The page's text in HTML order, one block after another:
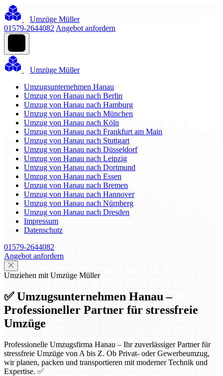
Umzüge Müller
01579-2644082 Angebot anfordern
Umzüge Müller
Umzugsunternehmen Hanau
Umzug von Hanau nach Berlin
Umzug von Hanau nach Hamburg
Umzug von Hanau nach München
Umzug von Hanau nach Köln
Umzug von Hanau nach Frankfurt am Main
Umzug von Hanau nach Stuttgart
Umzug von Hanau nach Düsseldorf
Umzug von Hanau nach Leipzig
Umzug von Hanau nach Dortmund
Umzug von Hanau nach Essen
Umzug von Hanau nach Bremen
Umzug von Hanau nach Hannover
Umzug von Hanau nach Nürnberg
Umzug von Hanau nach Dresden
Impressum
Datenschutz
01579-2644082
Angebot anfordern
Umziehen mit Umzüge Müller
✅ Umzugsunternehmen Hanau –
Professioneller Partner für stressfreie
Umzüge
Professionelle Umzugsfirma Hanau – Ihr zuverlässiger Partner für
stressfreie Umzüge von A bis Z. Ob Privat- oder Gewerbeumzug,
wir planen, packen und transportieren mit moderner Technik und
Expertise. ✅